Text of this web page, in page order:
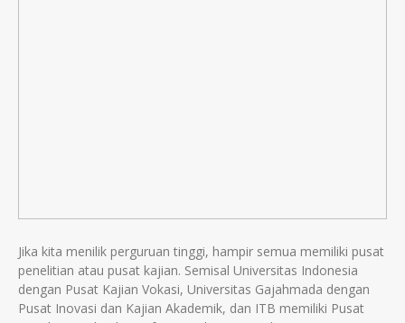
Jika kita menilik perguruan tinggi, hampir semua memiliki pusat
penelitian atau pusat kajian. Semisal Universitas Indonesia
dengan Pusat Kajian Vokasi, Universitas Gajahmada dengan
Pusat Inovasi dan Kajian Akademik, dan ITB memiliki Pusat